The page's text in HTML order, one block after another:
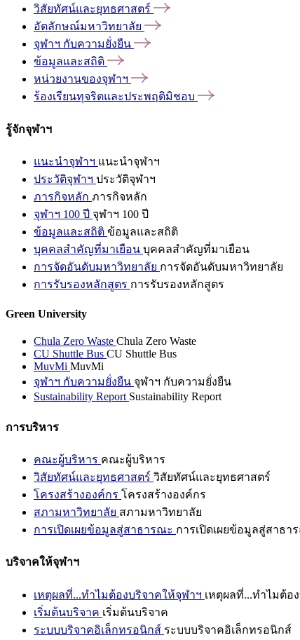
วิสัยทัศน์และยุทธศาสตร์
อัตลักษณ์มหาวิทยาลัย
จุฬาฯ กับความยั่งยืน
ข้อมูลและสถิติ
หน่วยงานของจุฬาฯ
ร้องเรียนทุจริตและประพฤติมิชอบ
รู้จักจุฬาฯ
แนะนำจุฬาฯ แนะนำจุฬาฯ
ประวัติจุฬาฯ ประวัติจุฬาฯ
ภารกิจหลัก ภารกิจหลัก
จุฬาฯ 100 ปี จุฬาฯ 100 ปี
ข้อมูลและสถิติ ข้อมูลและสถิติ
บุคคลสำคัญที่มาเยือน บุคคลสำคัญที่มาเยือน
การจัดอันดับมหาวิทยาลัย การจัดอันดับมหาวิทยาลัย
การรับรองหลักสูตร การรับรองหลักสูตร
Green University
Chula Zero Waste Chula Zero Waste
CU Shuttle Bus CU Shuttle Bus
MuvMi MuvMi
จุฬาฯ กับความยั่งยืน จุฬาฯ กับความยั่งยืน
Sustainability Report Sustainability Report
การบริหาร
คณะผู้บริหาร คณะผู้บริหาร
วิสัยทัศน์และยุทธศาสตร์ วิสัยทัศน์และยุทธศาสตร์
โครงสร้างองค์กร โครงสร้างองค์กร
สภามหาวิทยาลัย สภามหาวิทยาลัย
การเปิดเผยข้อมูลสู่สาธารณะ การเปิดเผยข้อมูลสู่สาธา
บริจาคให้จุฬาฯ
เหตุผลที่...ทำไมต้องบริจาคให้จุฬาฯ เหตุผลที่...ทำไมต้อ
เริ่มต้นบริจาค เริ่มต้นบริจาค
ระบบบริจาคอิเล็กทรอนิกส์ ระบบบริจาคอิเล็กทรอนิกส์